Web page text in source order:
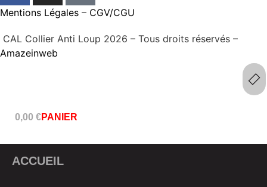
Mentions Légales – CGV/CGU
CAL Collier Anti Loup 2026 – Tous droits réservés –
Amazeinweb
0,00 €PANIER
ACCUEIL